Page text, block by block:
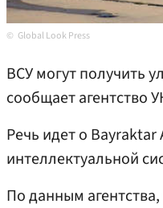
Global Look Press
ВСУ могут получить
сообщает агентство
Речь идет о
интеллектуальной
По данным